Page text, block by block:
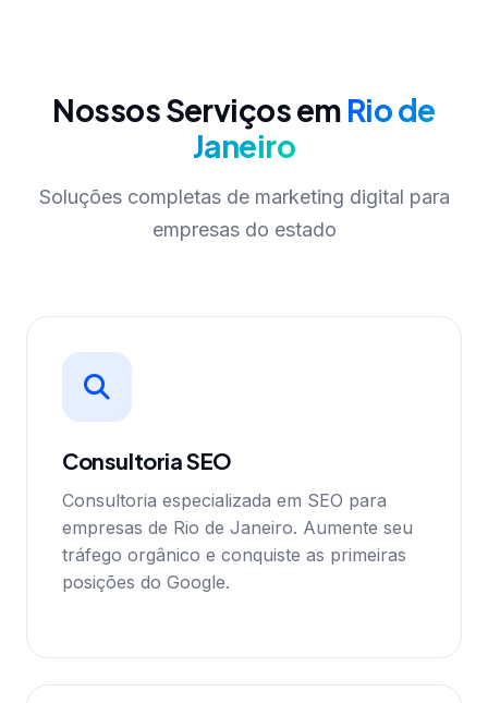
Nossos Serviços em Rio de
Janeiro
Soluções completas de marketing digital para
empresas do estado
Consultoria SEO
Consultoria especializada em SEO para
empresas de Rio de Janeiro. Aumente seu
tráfego orgânico e conquiste as primeiras
posições do Google.